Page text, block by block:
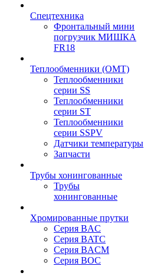
Спецтехника
Фронтальный мини
погрузчик МИШКА
FR18
Теплообменники (OMT)
Теплообменники
серии SS
Теплообменники
серии ST
Теплообменники
серии SSPV
Датчики температуры
Запчасти
Трубы хонингованные
Трубы
хонингованные
Хромированные прутки
Серия BAC
Серия BATC
Серия BACM
Серия BOC